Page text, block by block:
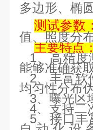
多边形、椭
测试参数：
值、照度分
主要特点
1、高精度
能够准确获
2、丰富软
均匀性分布
3、曝光区
4、支持二
5、接口丰